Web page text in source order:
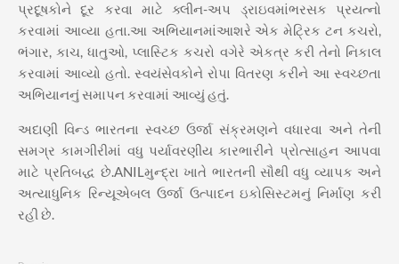
પ્રદૂષકોને દૂર કરવા માટે ક્લીન-અપ ડ્રાઇવમાંભરસક પ્રયત્નો
કરવામાં આવ્યા હતા.આ અભિયાનમાંઆશરે એક મેટ્રિક ટન કચરો,
ભંગાર, કાચ, ધાતુઓ, પ્લાસ્ટિક કચરો વગેરે એકત્ર કરી તેનો નિકાલ
કરવામાં આવ્યો હતો. સ્વયંસેવકોને રોપા વિતરણ કરીને આ સ્વચ્છતા
અભિયાનનું સમાપન કરવામાં આવ્યું હતું.
અદાણી વિન્ડ ભારતના સ્વચ્છ ઉર્જા સંક્રમણને વધારવા અને તેની
સમગ્ર કામગીરીમાં વધુ પર્યાવરણીય કારભારીને પ્રોત્સાહન આપવા
માટે પ્રતિબદ્ધ છે.ANILમુન્દ્રા ખાતે ભારતની સૌથી વધુ વ્યાપક અને
અત્યાધુનિક રિન્યૂએબલ ઉર્જા ઉત્પાદન ઇકોસિસ્ટમનું નિર્માણ કરી
રહી છે.